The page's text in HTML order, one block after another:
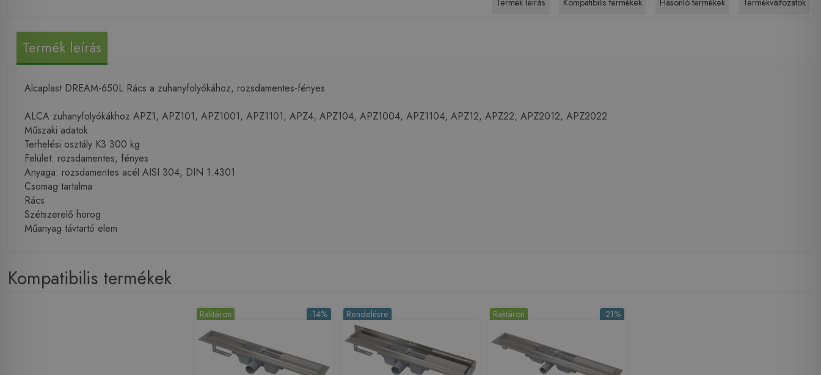
Termék leírás Kompatibilis termékek Hasonló termékek Termékváltozatok
Termék leírás
Alcaplast DREAM-650L Rács a zuhanyfolyókához, rozsdamentes-fényes
ALCA zuhanyfolyókákhoz APZ1, APZ101, APZ1001, APZ1101, APZ4, APZ104, APZ1004, APZ1104, APZ12, APZ22, APZ2012, APZ2022
Műszaki adatok
Terhelési osztály K3 300 kg
Felület: rozsdamentes, fényes
Anyaga: rozsdamentes acél AISI 304, DIN 1.4301
Csomag tartalma
Rács
Szétszerelő horog
Műanyag távtartó elem
Kompatibilis termékek
-14%
Raktáron Rendelésre -21%
Raktáron